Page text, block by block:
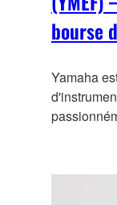
bourse
Yamaha